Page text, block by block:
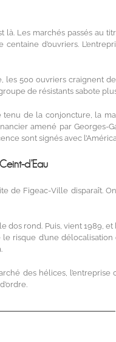
là. Les marchés passés au
centaine d’ouvriers.
les 500 ouvriers craignent
de résistants sabote
de la conjoncture, la
amené par Georges-
sont signés avec
d’Eau
de Figeac-Ville disparaît.
dos rond. Puis, vient 1989,
risque d’une
des hélices,